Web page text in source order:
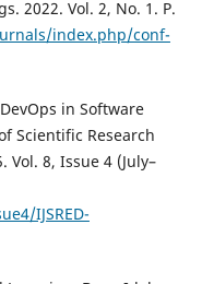
2022. Vol. 2, No. 1. P.
index.php/conf-
in Software
Scientific Research
8, Issue 4 (July–
IJSRED-